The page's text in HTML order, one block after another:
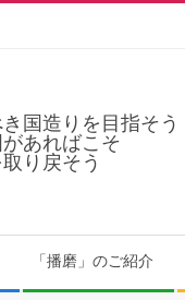
国造りを目指そう
あればこそ
り戻そう
「播磨」のご紹介